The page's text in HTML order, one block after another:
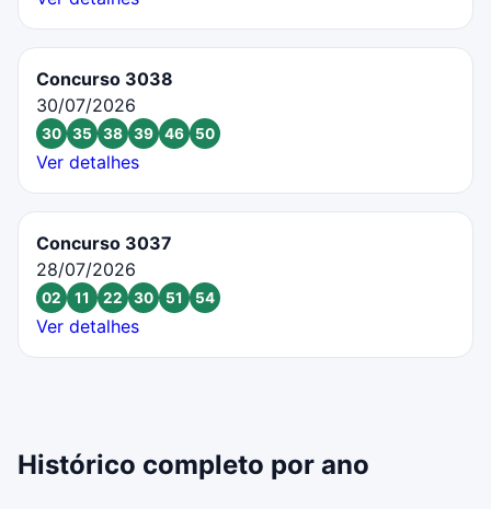
Concurso 3038
30/07/2026
30 35 38 39 46 50
Ver detalhes
Concurso 3037
28/07/2026
02 11 22 30 51 54
Ver detalhes
Histórico completo por ano